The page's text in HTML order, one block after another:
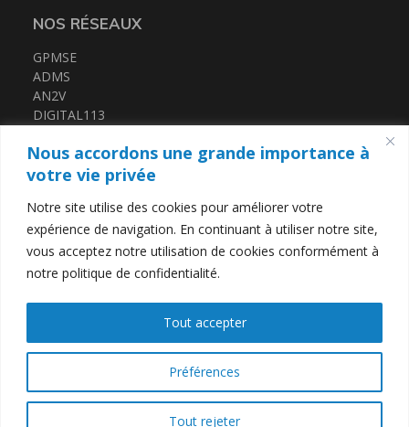
Nous accordons une grande importance à
votre vie privée
Notre site utilise des cookies pour améliorer votre
expérience de navigation. En continuant à utiliser notre site,
vous acceptez notre utilisation de cookies conformément à
notre politique de confidentialité.
Préférences
Tout rejeter
Tout accepter
NOS RÉSEAUX
GPMSE
ADMS
AN2V
DIGITAL113
CERTIFICATIONS
QUALIOPI
DATADOCK
Mentions légales
Politique de confidentialité
© 2026-Tous droits réservés